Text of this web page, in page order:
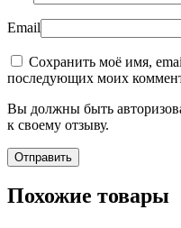
Email
Сохранить моё имя,
последующих моих
Вы должны быть
к своему отзыву.
Похожие товары